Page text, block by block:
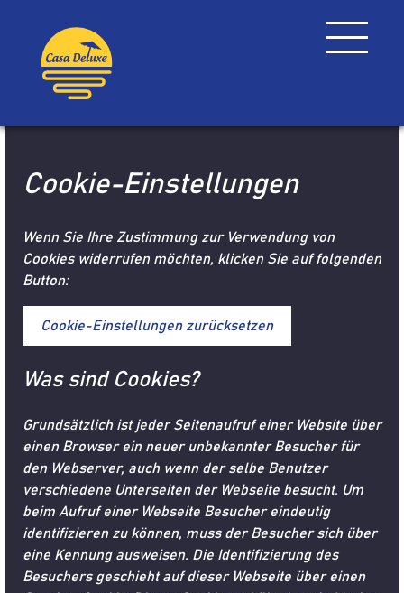
Cookie-Einstellungen
Wenn Sie Ihre Zustimmung zur Verwendung von
Cookies widerrufen möchten, klicken Sie auf folgenden
Button:
Cookie-Einstellungen zurücksetzen
Was sind Cookies?
Grundsätzlich ist jeder Seitenaufruf einer Website über
einen Browser ein neuer unbekannter Besucher für
den Webserver, auch wenn der selbe Benutzer
verschiedene Unterseiten der Webseite besucht. Um
beim Aufruf einer Webseite Besucher eindeutig
identifizieren zu können, muss der Besucher sich über
eine Kennung ausweisen. Die Identifizierung des
Besuchers geschieht auf dieser Webseite über einen